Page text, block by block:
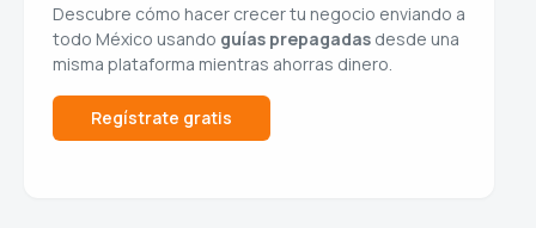
Descubre cómo hacer crecer tu negocio enviando a
todo México usando guías prepagadas desde una
misma plataforma mientras ahorras dinero.
Regístrate gratis